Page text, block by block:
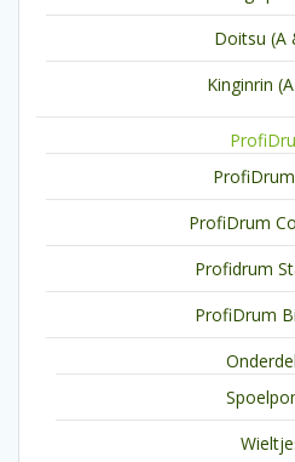
Doitsu (A
Kinginrin
ProfiDrum
Profidrum
ProfiDrum